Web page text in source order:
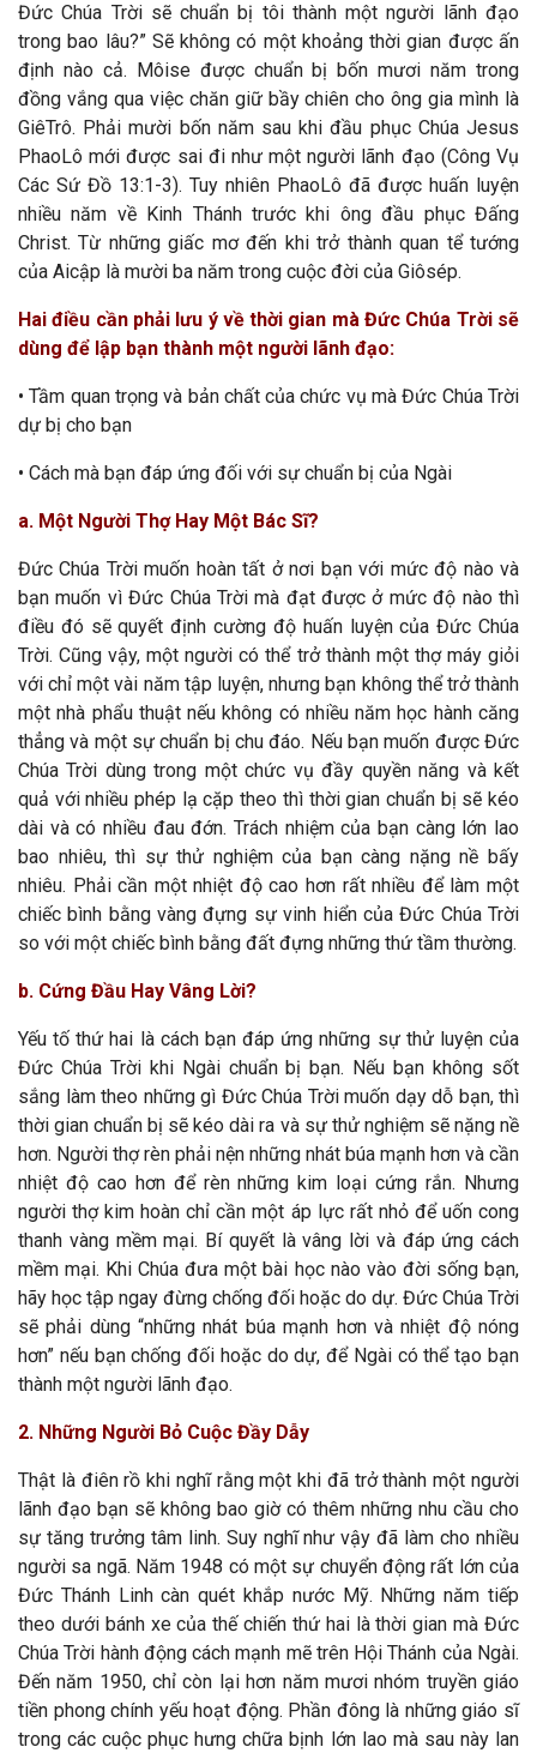
Đức Chúa Trời sẽ chuẩn bị tôi thành một người lãnh đạo
trong bao lâu?” Sẽ không có một khoảng thời gian được ấn
định nào cả. Môise được chuẩn bị bốn mươi năm trong
đồng vắng qua việc chăn giữ bầy chiên cho ông gia mình là
GiêTrô. Phải mười bốn năm sau khi đầu phục Chúa Jesus
PhaoLô mới được sai đi như một người lãnh đạo (Công Vụ
Các Sứ Đồ 13:1-3). Tuy nhiên PhaoLô đã được huấn luyện
nhiều năm về Kinh Thánh trước khi ông đầu phục Đấng
Christ. Từ những giấc mơ đến khi trở thành quan tể tướng
của Aicập là mười ba năm trong cuộc đời của Giôsép.
Hai điều cần phải lưu ý về thời gian mà Đức Chúa Trời sẽ
dùng để lập bạn thành một người lãnh đạo:
• Tầm quan trọng và bản chất của chức vụ mà Đức Chúa Trời
dự bị cho bạn
• Cách mà bạn đáp ứng đối với sự chuẩn bị của Ngài
a. Một Người Thợ Hay Một Bác Sĩ?
Đức Chúa Trời muốn hoàn tất ở nơi bạn với mức độ nào và
bạn muốn vì Đức Chúa Trời mà đạt được ở mức độ nào thì
điều đó sẽ quyết định cường độ huấn luyện của Đức Chúa
Trời. Cũng vậy, một người có thể trở thành một thợ máy giỏi
với chỉ một vài năm tập luyện, nhưng bạn không thể trở thành
một nhà phẩu thuật nếu không có nhiều năm học hành căng
thẳng và một sự chuẩn bị chu đáo. Nếu bạn muốn được Đức
Chúa Trời dùng trong một chức vụ đầy quyền năng và kết
quả với nhiều phép lạ cặp theo thì thời gian chuẩn bị sẽ kéo
dài và có nhiều đau đớn. Trách nhiệm của bạn càng lớn lao
bao nhiêu, thì sự thử nghiệm của bạn càng nặng nề bấy
nhiêu. Phải cần một nhiệt độ cao hơn rất nhiều để làm một
chiếc bình bằng vàng đựng sự vinh hiển của Đức Chúa Trời
so với một chiếc bình bằng đất đựng những thứ tầm thường.
b. Cứng Đầu Hay Vâng Lời?
Yếu tố thứ hai là cách bạn đáp ứng những sự thử luyện của
Đức Chúa Trời khi Ngài chuẩn bị bạn. Nếu bạn không sốt
sắng làm theo những gì Đức Chúa Trời muốn dạy dỗ bạn, thì
thời gian chuẩn bị sẽ kéo dài ra và sự thử nghiệm sẽ nặng nề
hơn. Người thợ rèn phải nện những nhát búa mạnh hơn và cần
nhiệt độ cao hơn để rèn những kim loại cứng rắn. Nhưng
người thợ kim hoàn chỉ cần một áp lực rất nhỏ để uốn cong
thanh vàng mềm mại. Bí quyết là vâng lời và đáp ứng cách
mềm mại. Khi Chúa đưa một bài học nào vào đời sống bạn,
hãy học tập ngay đừng chống đối hoặc do dự. Đức Chúa Trời
sẽ phải dùng “những nhát búa mạnh hơn và nhiệt độ nóng
hơn” nếu bạn chống đối hoặc do dự, để Ngài có thể tạo bạn
thành một người lãnh đạo.
2. Những Người Bỏ Cuộc Đầy Dẫy
Thật là điên rồ khi nghĩ rằng một khi đã trở thành một người
lãnh đạo bạn sẽ không bao giờ có thêm những nhu cầu cho
sự tăng trưởng tâm linh. Suy nghĩ như vậy đã làm cho nhiều
người sa ngã. Năm 1948 có một sự chuyển động rất lớn của
Đức Thánh Linh càn quét khắp nước Mỹ. Những năm tiếp
theo dưới bánh xe của thế chiến thứ hai là thời gian mà Đức
Chúa Trời hành động cách mạnh mẽ trên Hội Thánh của Ngài.
Đến năm 1950, chỉ còn lại hơn năm mươi nhóm truyền giáo
tiền phong chính yếu hoạt động. Phần đông là những giáo sĩ
trong các cuộc phục hưng chữa bịnh lớn lao mà sau này lan